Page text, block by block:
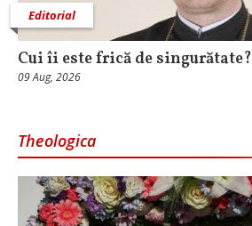
Editorial
Cui îi este frică de singurătate?
09 Aug, 2026
Theologica